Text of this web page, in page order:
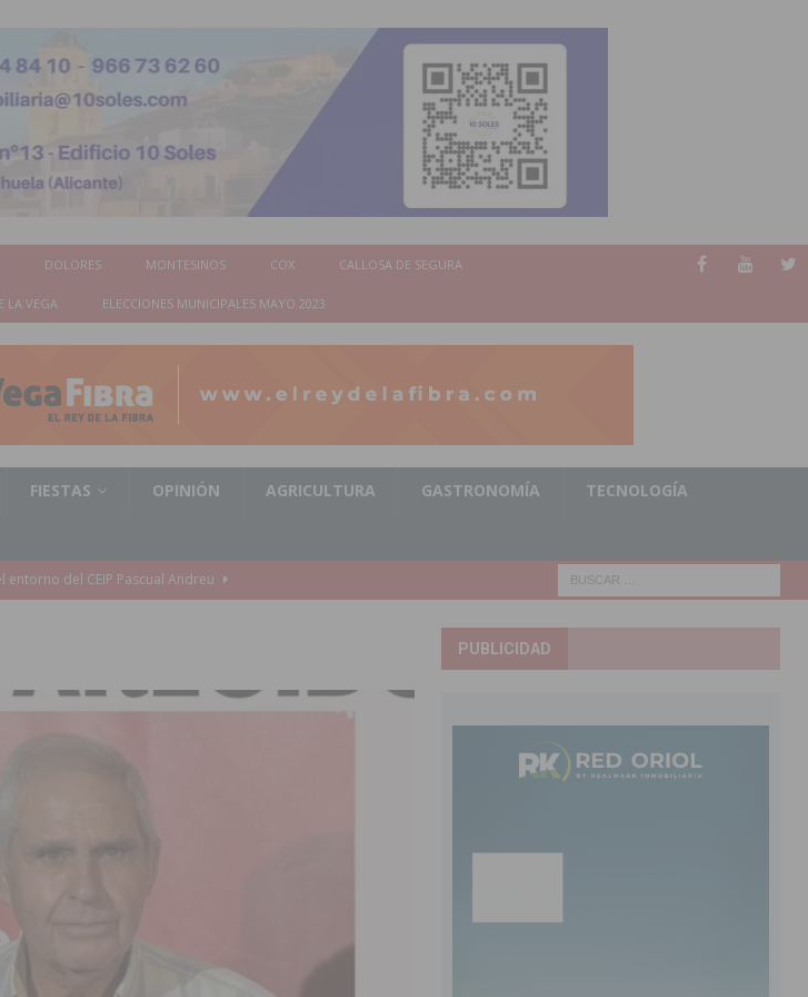
DOLORES MONTESINOS COX CALLOSA DE SEGURA
LA VEGA ELECCIONES MUNICIPALES MAYO 2023
FIESTAS OPINIÓN AGRICULTURA GASTRONOMÍA TECNOLOGÍA
del CEIP Pascual Andreu
del Plan Edificant
de vehículos de alta gama mediante la
a través de seis programas
el estado de sus barrancos
PUBLICIDAD